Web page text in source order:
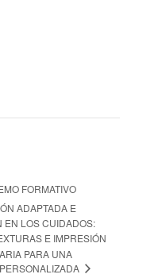
FORMATIVO
ADAPTADA E
EN LOS CUIDADOS:
E IMPRESIÓN
PARA UNA